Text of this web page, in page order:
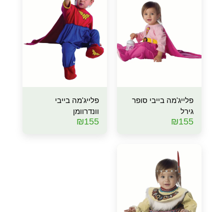
פלייג'מה בייבי סופר
גירל
₪155
פלייג'מה בייבי
וונדרוומן
₪155